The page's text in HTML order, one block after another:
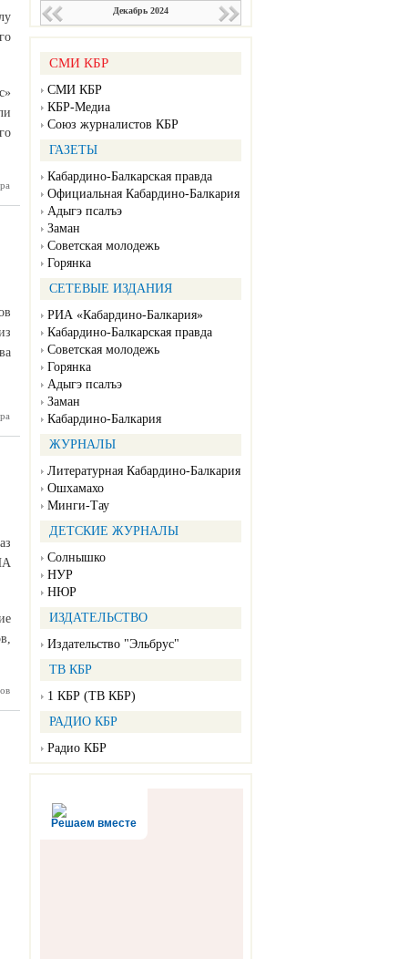
Декабрь 2024
СМИ КБР
СМИ КБР
КБР-Медиа
Союз журналистов КБР
ГАЗЕТЫ
Кабардино-Балкарская правда
Официальная Кабардино-Балкария
Адыгэ псалъэ
Заман
Советская молодежь
Горянка
СЕТЕВЫЕ ИЗДАНИЯ
РИА «Кабардино-Балкария»
Кабардино-Балкарская правда
Советская молодежь
Горянка
Адыгэ псалъэ
Заман
Кабардино-Балкария
ЖУРНАЛЫ
Литературная Кабардино-Балкария
Ошхамахо
Минги-Тау
ДЕТСКИЕ ЖУРНАЛЫ
Солнышко
НУР
НЮР
ИЗДАТЕЛЬСТВО
Издательство "Эльбрус"
ТВ КБР
1 КБР (ТВ КБР)
РАДИО КБР
Радио КБР
Решаем вместе
из